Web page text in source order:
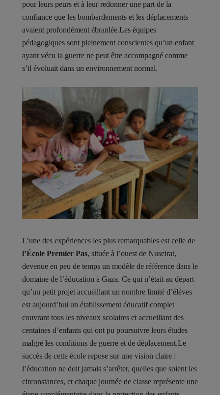
pour leurs peurs et à leur redonner une part de la
confiance que les bombardements et les déplacements
avaient profondément ébranlée.Les équipes
pédagogiques sont pleinement conscientes qu’un enfant
ayant vécu la guerre ne peut être accompagné comme
s’il évoluait dans un environnement normal.
L’une des expériences les plus remarquables est celle de
l’École Premier Pas, située à l’ouest de Nuseirat,
devenue en peu de temps un modèle de référence dans le
domaine de l’éducation à Gaza. Ce qui n’était au départ
qu’un petit projet accueillant un nombre limité d’élèves
est aujourd’hui un établissement éducatif complet
couvrant tous les niveaux scolaires et accueillant des
centaines d’enfants qui ont pu poursuivre leurs études
malgré les conditions de guerre et de déplacement.Le
succès de cette école repose sur une vision claire :
l’éducation ne doit jamais s’arrêter, quelles que soient les
circonstances, et chaque journée de classe représente une